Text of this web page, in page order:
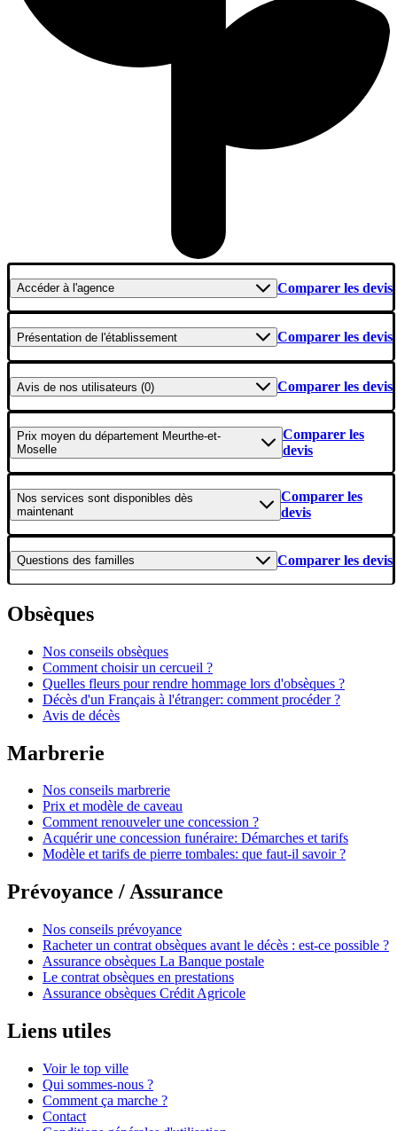
Accéderà l'agence Comparer les devis
Présentation de l'établissement Comparer les devis
Avis de nos utilisateurs (0) Comparer les devis
Prix moyen du département Meurthe-et-
Moselle
Comparer les
devis
Nos services sont disponibles dès
maintenant
Comparer les
devis
Questions des familles Comparer les devis
Obsèques
Nos conseils obsèques
Comment choisir un cercueil ?
Quelles fleurs pour rendre hommage lors d'obsèques ?
Décès d'un Français à l'étranger: comment procéder ?
Avis de décès
Marbrerie
Nos conseils marbrerie
Prix et modèle de caveau
Comment renouveler une concession ?
Acquérir une concession funéraire: Démarches et tarifs
Modèle et tarifs de pierre tombales: que faut-il savoir ?
Prévoyance / Assurance
Nos conseils prévoyance
Racheter un contrat obsèques avant le décès : est-ce possible ?
Assurance obsèques La Banque postale
Le contrat obsèques en prestations
Assurance obsèques Crédit Agricole
Liens utiles
Voir le top ville
Qui sommes-nous ?
Comment ça marche ?
Contact